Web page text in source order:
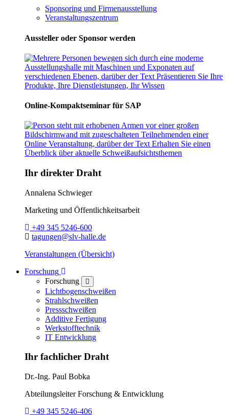
Sponsoring und Firmenausstellung
Veranstaltungszentrum
Aussteller oder Sponsor werden
Online-Kompaktseminar für SAP
Ihr direkter Draht
Annalena Schwieger
Marketing und Öffentlichkeitsarbeit
Telefon:
+49 345 5246-600
E-Mail:
tagungen@slv-halle.de
Veranstaltungen (Übersicht)
Forschung
Forschung
Lichtbogenschweißen
Strahlschweißen
Pressschweißen
Additive Fertigung
Werkstofftechnik
IT Entwicklung
Ihr fachlicher Draht
Dr.-Ing. Paul Bobka
AbteilungsleiterForschung & Entwicklung
Telefon:
+49 345 5246-406